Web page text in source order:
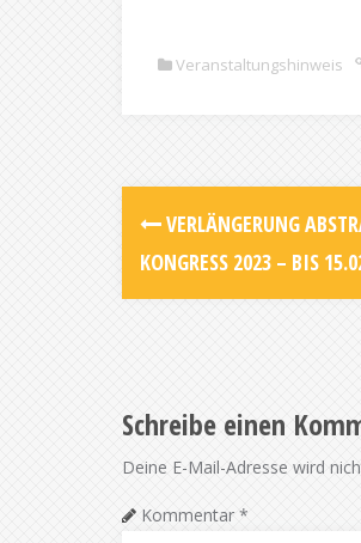
Veranstaltungshinweis
VERLÄNGERUNG
KONGRESS 2023 – BIS
Schreibe einen
Deine E-Mail-Adresse wird
Kommentar *